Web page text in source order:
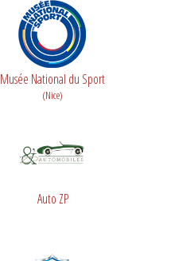
Musée National du Sport
(Nice)
Auto ZP